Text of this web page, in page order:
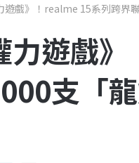
遊戲》！realme 15系列跨界
力遊戲
支「